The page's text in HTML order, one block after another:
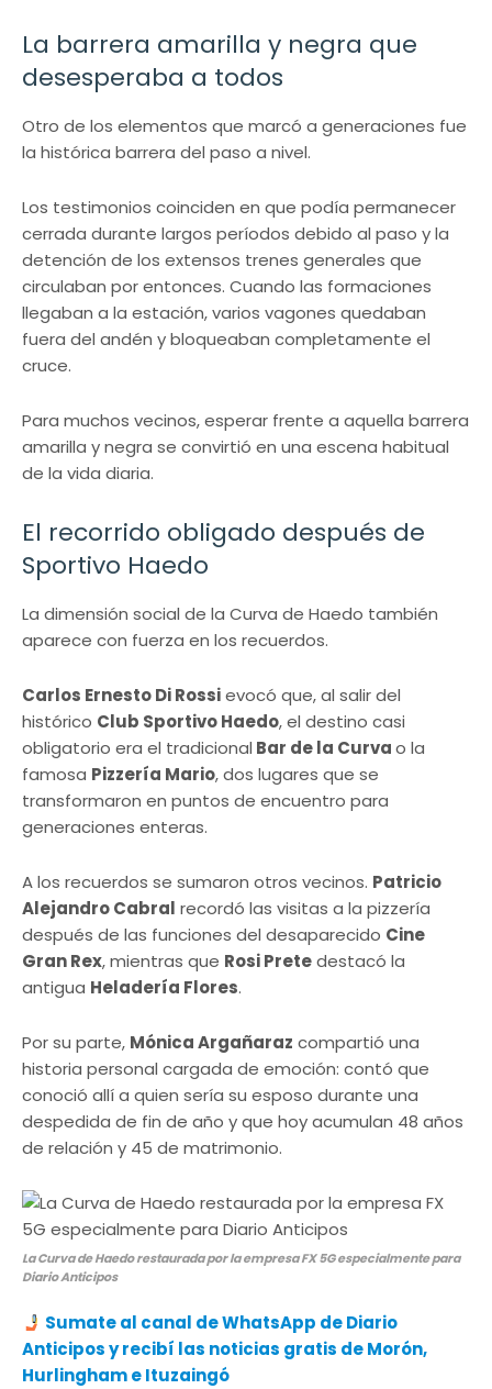
La barrera amarilla y negra que
desesperaba a todos
Otro de los elementos que marcó a generaciones fue
la histórica barrera del paso a nivel.
Los testimonios coinciden en que podía permanecer
cerrada durante largos períodos debido al paso y la
detención de los extensos trenes generales que
circulaban por entonces. Cuando las formaciones
llegaban a la estación, varios vagones quedaban
fuera del andén y bloqueaban completamente el
cruce.
Para muchos vecinos, esperar frente a aquella barrera
amarilla y negra se convirtió en una escena habitual
de la vida diaria.
El recorrido obligado después de
Sportivo Haedo
La dimensión social de la Curva de Haedo también
aparece con fuerza en los recuerdos.
Carlos Ernesto Di Rossievocó que, al salir del
histórico Club Sportivo Haedo, el destino casi
obligatorio era el tradicional Bar de la Curvao la
famosa Pizzería Mario, dos lugares que se
transformaron en puntos de encuentro para
generaciones enteras.
A los recuerdos se sumaron otros vecinos. Patricio
Alejandro Cabral recordó las visitas a la pizzería
después de las funciones del desaparecido Cine
Gran Rex, mientras que Rosi Pretedestacó la
antigua Heladería Flores.
Por su parte, Mónica Argañaraz compartió una
historia personal cargada de emoción: contó que
conoció allí a quien sería su esposo durante una
despedida de fin de año y que hoy acumulan 48 años
de relación y 45 de matrimonio.
La Curva de Haedo restaurada por la empresa FX 5G especialmente para
Diario Anticipos
Sumate al canal de WhatsApp de Diario
Anticiposy recibí las noticias gratis de Morón,
Hurlingham e Ituzaingó